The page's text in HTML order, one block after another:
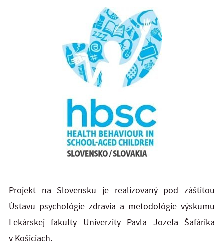
Projekt na Slovensku je realizovaný pod záštitou
Ústavu psychológie zdravia a metodológie výskumu
Lekárskej fakulty Univerzity Pavla Jozefa Šafárika
v Košiciach.